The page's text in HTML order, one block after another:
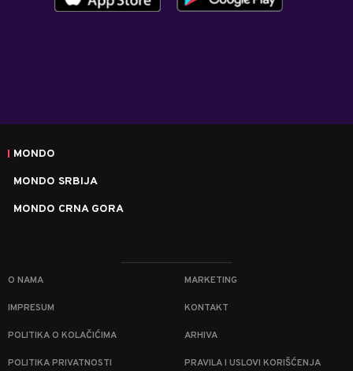
MONDO
MONDO SRBIJA
MONDO CRNA GORA
O NAMA MARKETING
IMPRESUM KONTAKT
POLITIKA O KOLAČIĆIMA ARHIVA
POLITIKA PRIVATNOSTI PRAVILA I USLOVI KORIŠĆENJA